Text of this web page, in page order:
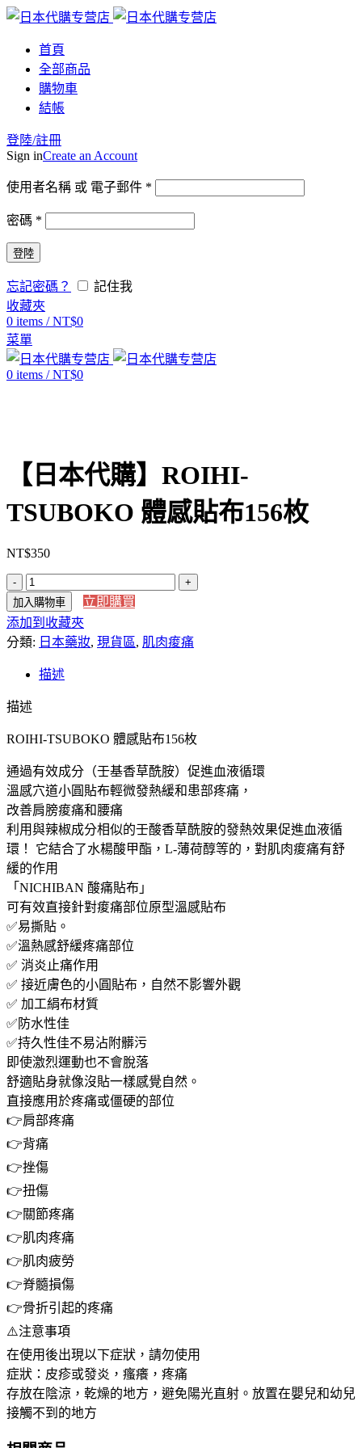
首頁
全部商品
購物車
結帳
登陸/註冊
Sign inCreate an Account
使用者名稱 或 電子郵件 *
密碼 *
登陸
忘記密碼？
記住我
收藏夾
0 items / NT$0
菜單
0 items / NT$0
【日本代購】ROIHI-
TSUBOKO 體感貼布156枚
NT$350
【日
本
代
購】
TSUBOKO
感
156
枚
數
量
加入購物車
立即購買
添加到收藏夾
分類: 日本藥妝, 現貨區, 肌肉痠痛
描述
描述
ROIHI-TSUBOKO 體感貼布156枚
通過有效成分（壬基香草酰胺）促進血液循環
溫感穴道小圓貼布輕微發熱緩和患部疼痛，
改善肩膀痠痛和腰痛
利用與辣椒成分相似的壬酸香草酰胺的發熱效果促進血液循
環！ 它結合了水楊酸甲酯，L-薄荷醇等的，對肌肉痠痛有舒
緩的作用
「NICHIBAN 酸痛貼布」
可有效直接針對痠痛部位原型溫感貼布
✅易撕貼。
✅溫熱感舒緩疼痛部位
✅ 消炎止痛作用
✅ 接近膚色的小圓貼布，自然不影響外觀
✅ 加工絹布材質
✅防水性佳
✅持久性佳不易沾附髒污
即使激烈運動也不會脫落
舒適貼身就像沒貼一樣感覺自然。
直接應用於疼痛或僵硬的部位
👉肩部疼痛
👉背痛
👉挫傷
👉扭傷
👉關節疼痛
👉肌肉疼痛
👉肌肉疲勞
👉脊髓損傷
👉骨折引起的疼痛
⚠️注意事項
在使用後出現以下症狀，請勿使用
症狀：皮疹或發炎，瘙癢，疼痛
存放在陰涼，乾燥的地方，避免陽光直射。放置在嬰兒和幼兒
接觸不到的地方